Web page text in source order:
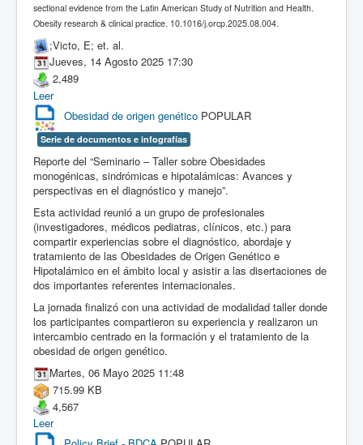
sectional evidence from the Latin American Study of Nutrition and Health.
Obesity research & clinical practice. 10.1016/j.orcp.2025.08.004.
;Victo, E; et. al.
Jueves, 14 Agosto 2025 17:30
2,489
Leer
Obesidad de origen genético POPULAR
Serie de documentos e infografías
Reporte del “Seminario – Taller sobre Obesidades
monogénicas, sindrómicas e hipotalámicas: Avances y
perspectivas en el diagnóstico y manejo”.
Esta actividad reunió a un grupo de profesionales
(investigadores, médicos pediatras, clínicos, etc.) para
compartir experiencias sobre el diagnóstico, abordaje y
tratamiento de las Obesidades de Origen Genético e
Hipotalámico en el ámbito local y asistir a las disertaciones de
dos importantes referentes internacionales.
La jornada finalizó con una actividad de modalidad taller donde
los participantes compartieron su experiencia y realizaron un
intercambio centrado en la formación y el tratamiento de la
obesidad de origen genético.
Martes, 06 Mayo 2025 11:48
715.99 KB
4,567
Leer